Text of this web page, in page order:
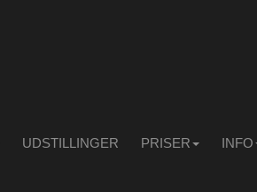
UDSTILLINGER PRISER INFO